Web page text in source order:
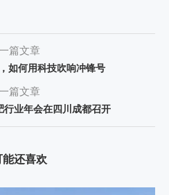
篇文章
如何用科技吹响冲锋号
篇文章
行业年会在四川成都召开
能还喜欢